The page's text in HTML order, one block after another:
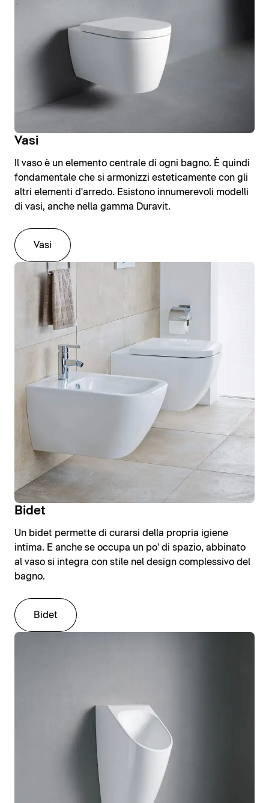
Vasi
Il vaso è un elemento centrale di ogni bagno. È quindi
fondamentale che si armonizzi esteticamente con gli
altri elementi d'arredo. Esistono innumerevoli modelli
di vasi, anche nella gamma Duravit.
Vasi
Bidet
Un bidet permette di curarsi della propria igiene
intima. E anche se occupa un po' di spazio, abbinato
al vaso si integra con stile nel design complessivo del
bagno.
Bidet